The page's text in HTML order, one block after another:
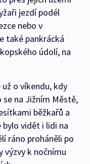
jezdí podél
nebo v
také pankrácká
údolí, na
už o víkendu, kdy
se na Jižním Městě,
běžkařů a
bylo vidět i lidi na
ráno proháněli po
výzvy k nočnímu